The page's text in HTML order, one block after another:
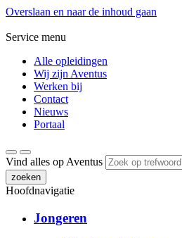
Overslaan en naar de inhoud gaan
Service menu
Alle opleidingen
Wij zijn Aventus
Werken bij
Contact
Nieuws
Portaal
Vind alles op Aventus
zoeken
Hoofdnavigatie
Jongeren